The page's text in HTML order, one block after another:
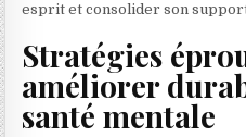
esprit et consolider son
Stratégies
améliorer
santé mentale